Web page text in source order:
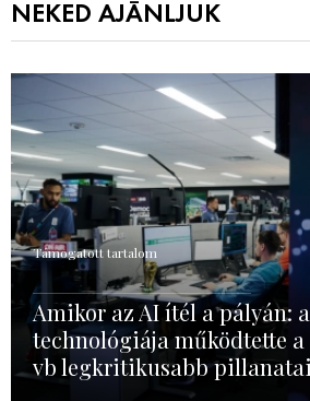
NEKED AJÁNLJUK
Támogatott tartalom
Amikor az AI ítél a pályán:
technológiája működtette
vb legkritikusabb